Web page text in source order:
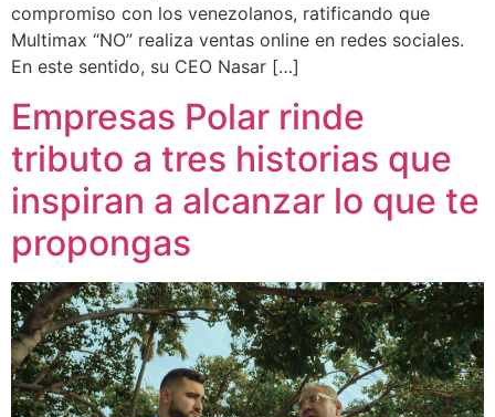
compromiso con los venezolanos, ratificando que
Multimax “NO” realiza ventas online en redes sociales.
En este sentido, su CEO Nasar […]
Empresas Polar rinde
tributo a tres historias que
inspiran a alcanzar lo que te
propongas